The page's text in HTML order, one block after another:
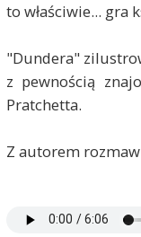
to właściwie... gra
"Dundera"
z pewnością
Pratchetta.
Z autorem